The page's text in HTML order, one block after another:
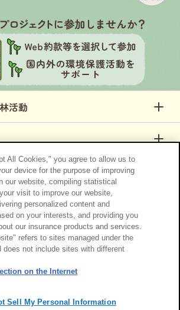
ジェクトとは
利用について
All Cookies," you agree to allow us to
device for the purpose of improving
our website, compiling statistical
visit to improve our website,
personalized content and
on your interests, and providing you
our insurance products and services.
refers to sites managed under the
does not include sites with different
on the Internet
Sell My Personal Information